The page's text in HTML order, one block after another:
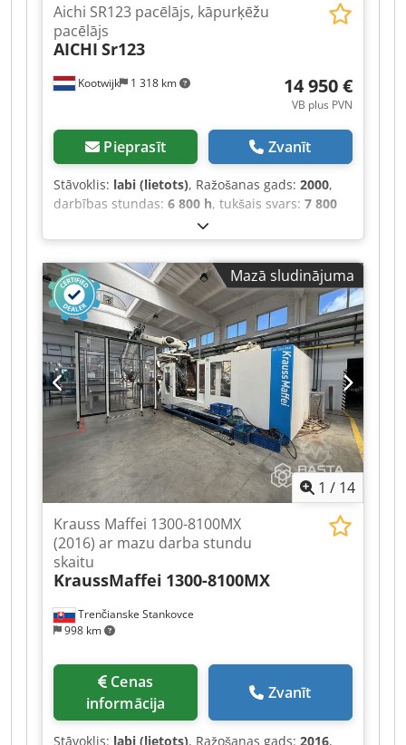
Kootwijk 1 318 km
Aichi SR123 pacēlājs, kāpurķēžu
pacēlājs
AICHI Sr123
14 950 €
VB plus PVN
Pieprasīt Zvanīt
Stāvoklis: labi (lietots), Ražošanas gads: 2000,
darbības stundas: 6 800 h, tukšais svars: 7 800
, Pārdod labā darba kārtībā esošu, labi
uzturētu pacēlāju darba augstums 14 m
Djdpfjztpkvex Aqiewa iespējama maiņa un
transportēšana, sīkāki nosacījumi pēc
vienošanās lai iegūtu vairāk informācijas, zvaniet
vai sūtiet ziņu.
Mazā sludinājuma
1 / 14
Trenčianske Stankovce
998 km
Krauss Maffei 1300-8100MX
(2016) ar mazu darba stundu
skaitu
KraussMaffei 1300-8100MX
informācija
Zvanīt
Stāvoklis: labi (lietots), Ražošanas gads: 2016,